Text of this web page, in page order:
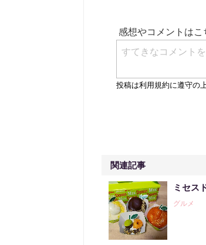
関連記事
ミセス
グルメ